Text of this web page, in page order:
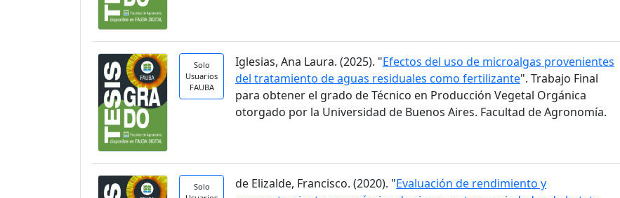
Solo
Usuarios
FAUBA
Iglesias, Ana Laura. (2025). "Efectos del uso de microalgas provenientes
del tratamiento de aguas residuales como fertilizante". Trabajo Final
para obtener el grado de Técnico en Producción Vegetal Orgánica
otorgado por la Universidad de Buenos Aires. Facultad de Agronomía.
Solo
de Elizalde, Francisco. (2020). "Evaluación de rendimiento y